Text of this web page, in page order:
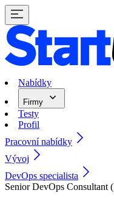
Nabídky
Firmy
Testy
Profil
Pracovní nabídky
Vývoj
DevOps specialista
Senior DevOps Consultant